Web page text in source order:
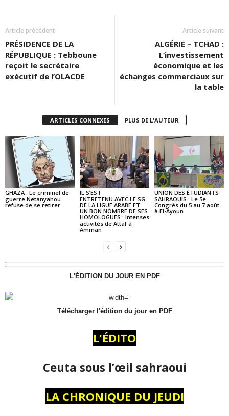
Article précédent
PRÉSIDENCE DE LA
RÉPUBLIQUE : Tebboune
reçoit le secrétaire
exécutif de l’OLACDE
Article suivant
ALGÉRIE – TCHAD :
L’investissement
économique et les
échanges commerciaux sur
la table
ARTICLES CONNEXES PLUS DE L'AUTEUR
GHAZA : Le criminel de
guerre Netanyahou
refuse de se retirer
IL S’EST
ENTRETENU AVEC LE SG
DE LA LIGUE ARABE ET
UN BON NOMBRE DE SES
HOMOLOGUES : Intenses
activités de Attaf à
Amman
UNION DES ÉTUDIANTS
SAHRAOUIS : Le 5e
Congrès du 5 au 7 août
à El-Ayoun
L'ÉDITION DU JOUR EN PDF
Télécharger l'édition du jour en PDF
L'ÉDITO
Ceuta sous l’œil sahraoui
LA CHRONIQUE DU JEUDI